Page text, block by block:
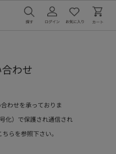
わせ
わせを承っておりま
化）で保護され通信され
ちらを参照下さい。